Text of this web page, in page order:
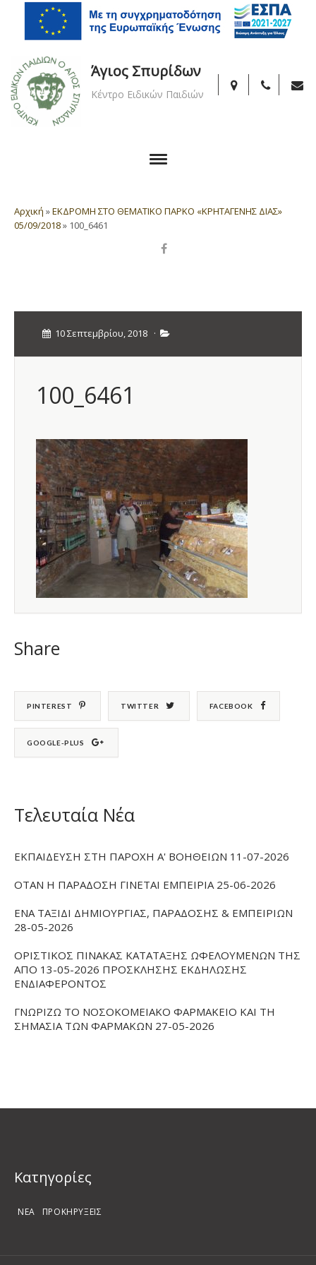
Άγιος Σπυρίδων
Κέντρο Ειδικών Παιδιών
Αρχική »ΕΚΔΡΟΜΗ ΣΤΟ ΘΕΜΑΤΙΚΟ ΠΑΡΚΟ «ΚΡΗΤΑΓΕΝΗΣ ΔΙΑΣ»
05/09/2018» 100_6461
10 Σεπτεμβρίου, 2018 ·
100_6461
Share
PINTEREST TWITTER FACEBOOK
GOOGLE-PLUS
Τελευταία Νέα
ΕΚΠΑΙΔΕΥΣΗ ΣΤΗ ΠΑΡΟΧΗ Α' ΒΟΗΘΕΙΩΝ 11-07-2026
ΟΤΑΝ Η ΠΑΡΑΔΟΣΗ ΓΙΝΕΤΑΙ ΕΜΠΕΙΡΙΑ 25-06-2026
ΕΝΑ ΤΑΞΙΔΙ ΔΗΜΙΟΥΡΓΙΑΣ, ΠΑΡΑΔΟΣΗΣ & ΕΜΠΕΙΡΙΩΝ
28-05-2026
ΟΡΙΣΤΙΚΟΣ ΠΙΝΑΚΑΣ ΚΑΤΑΤΑΞΗΣ ΩΦΕΛΟΥΜΕΝΩΝ ΤΗΣ
ΑΠΟ 13-05-2026 ΠΡΟΣΚΛΗΣΗΣ ΕΚΔΗΛΩΣΗΣ
ΕΝΔΙΑΦΕΡΟΝΤΟΣ
ΓΝΩΡΙΖΩ ΤΟ ΝΟΣΟΚΟΜΕΙΑΚΟ ΦΑΡΜΑΚΕΙΟ ΚΑΙ ΤΗ
ΣΗΜΑΣΙΑ ΤΩΝ ΦΑΡΜΑΚΩΝ 27-05-2026
Kατηγορίες
ΝΕΑ ΠΡΟΚΗΡΥΞΕΙΣ